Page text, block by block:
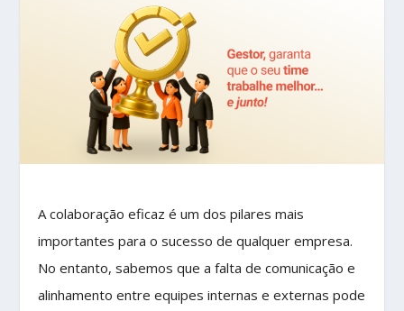
A colaboração eficaz é um dos pilares mais
importantes para o sucesso de qualquer empresa.
No entanto, sabemos que a falta de comunicação e
alinhamento entre equipes internas e externas pode